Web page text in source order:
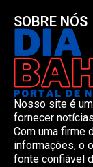
SOBRE NÓS
Nosso site é
fornecer
Com uma firme
informações, o
fonte confiável